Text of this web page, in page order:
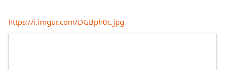
https://i.imgur.com/DGBph0c.jpg